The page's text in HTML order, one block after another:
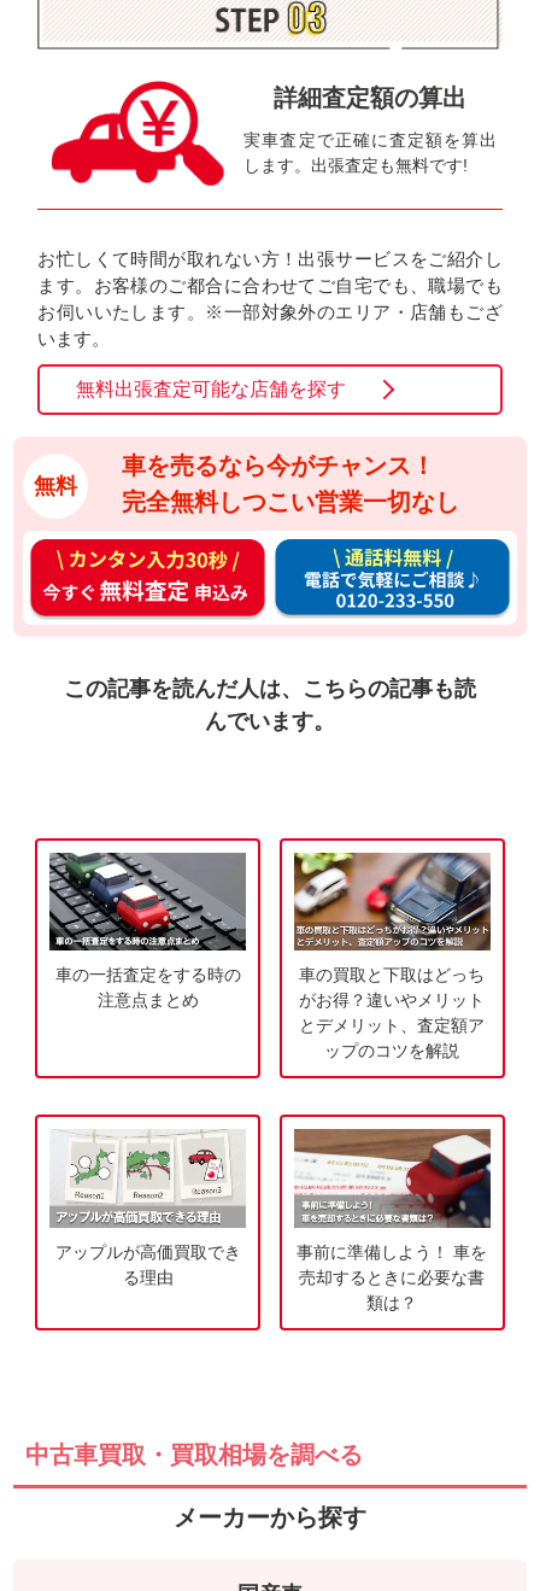
詳細査定額の算出
実車査定で正確に査定額を算出
します。出張査定も無料です!
お忙しくて時間が取れない方！出張サービスをご紹介し
ます。お客様のご都合に合わせてご自宅でも、職場でも
お伺いいたします。※一部対象外のエリア・店舗もござ
います。
無料出張査定可能な店舗を探す
無料
車を売るなら今がチャンス！
完全無料しつこい営業一切なし
カ
ン
タ
今
込
み
通
料
料
お
気
この記事を読んだ人は、こちらの記事も読
んでいます。
車の一括査定をする時の
注意点まとめ
車の買取と下取はどっち
がお得？違いやメリット
とデメリット、査定額ア
ップのコツを解説
アップルが高価買取でき
る理由
事前に準備しよう！ 車を
売却するときに必要な書
類は？
中古車買取・買取相場を調べる
メーカーから探す